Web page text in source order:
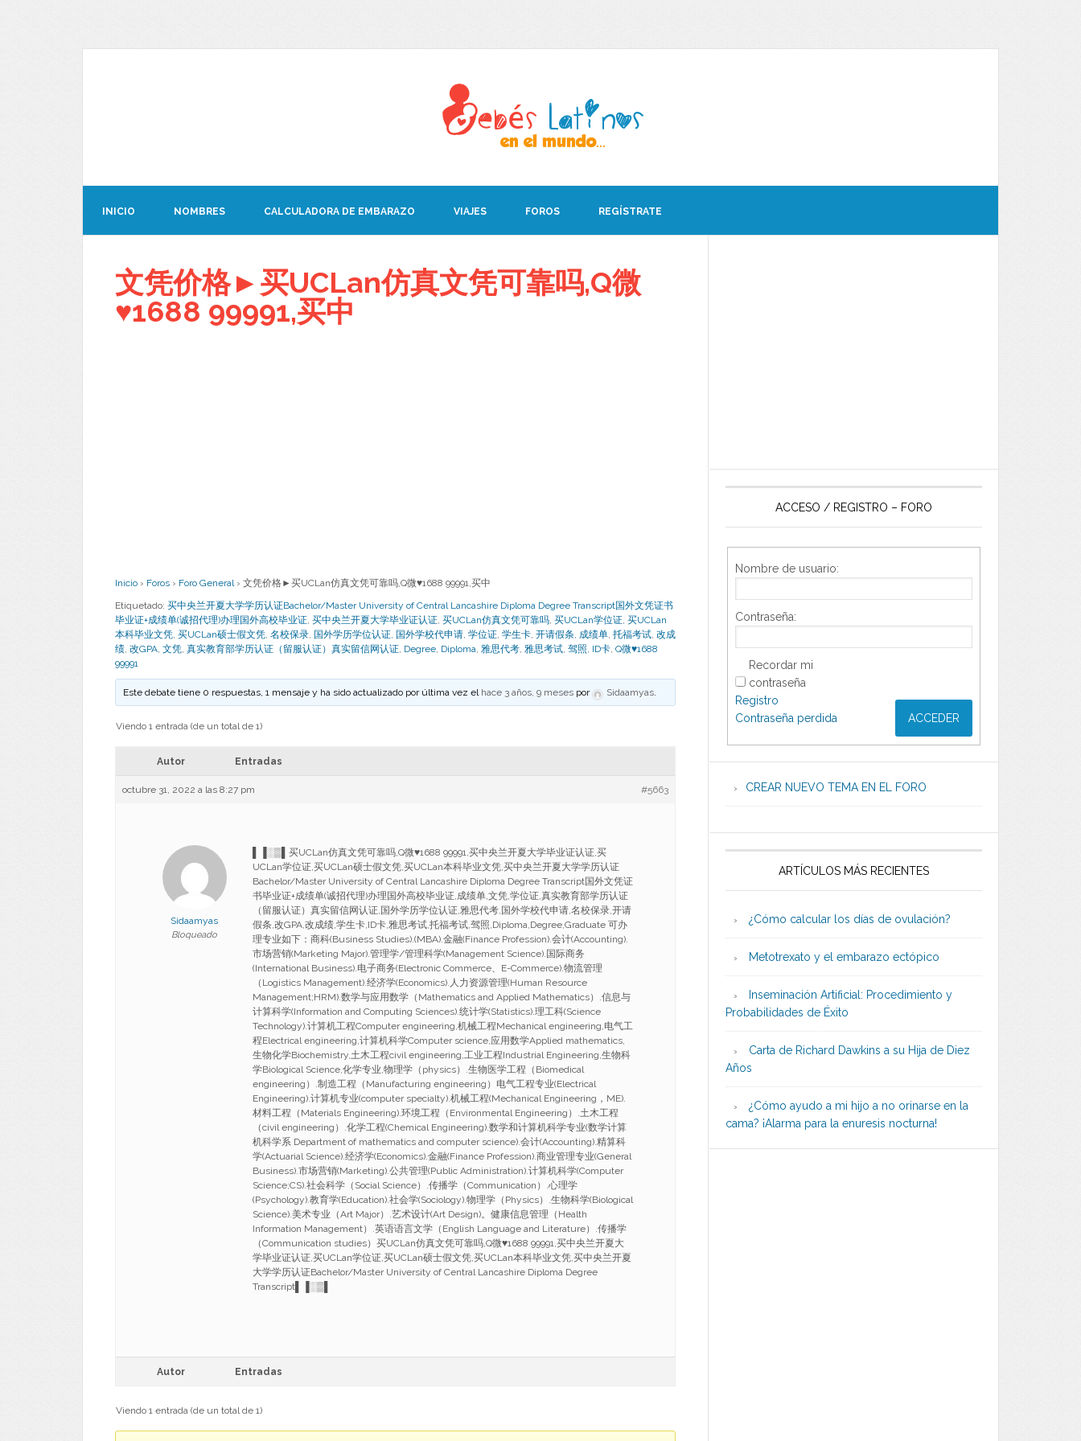
INICIO NOMBRES CALCULADORA DE EMBARAZO VIAJES FOROS REGÍSTRATE
文凭价格►买UCLan仿真文凭可靠吗,Q微
♥1688 99991,买中
Inicio › Foros › Foro General › 文凭价格►买UCLan仿真文凭可靠吗,Q微♥1688 99991,买中
Etiquetado: 买中央兰开夏大学学历认证Bachelor/Master University of Central Lancashire Diploma Degree Transcript国外文凭证书
毕业证+成绩单(诚招代理)办理国外高校毕业证, 买中央兰开夏大学毕业证认证, 买UCLan仿真文凭可靠吗, 买UCLan学位证, 买UCLan
本科毕业文凭, 买UCLan硕士假文凭, 名校保录, 国外学历学位认证, 国外学校代申请, 学位证, 学生卡, 开请假条, 成绩单, 托福考试, 改成
绩, 改GPA, 文凭, 真实教育部学历认证（留服认证）真实留信网认证, Degree, Diploma, 雅思代考, 雅思考试, 驾照, ID卡, Q微♥1688
99991
Este debate tiene 0 respuestas, 1 mensaje y ha sido actualizado por última vez el hace 3 años, 9 meses por Sidaamyas.
Viendo 1 entrada (de un total de 1)
Autor Entradas
octubre 31, 2022 a las 8:27 pm #5663
Sidaamyas
Bloqueado
▌▐░▒▌买UCLan仿真文凭可靠吗,Q微♥1688 99991,买中央兰开夏大学毕业证认证,买
UCLan学位证,买UCLan硕士假文凭,买UCLan本科毕业文凭,买中央兰开夏大学学历认证
Bachelor/Master University of Central Lancashire Diploma Degree Transcript国外文凭证
书毕业证+成绩单(诚招代理)办理国外高校毕业证,成绩单,文凭,学位证,真实教育部学历认证
（留服认证）真实留信网认证,国外学历学位认证,雅思代考,国外学校代申请,名校保录,开请
假条,改GPA,改成绩,学生卡,ID卡,雅思考试,托福考试,驾照,Diploma,Degree,Graduate 可办
理专业如下：商科(Business Studies).(MBA).金融(Finance Profession).会计(Accounting).
市场营销(Marketing Major).管理学/管理科学(Management Science).国际商务
(International Business).电子商务(Electronic Commerce、E-Commerce).物流管理
（Logistics Management).经济学(Economics).人力资源管理(Human Resource
Management;HRM).数学与应用数学（Mathematics and Applied Mathematics）.信息与
计算科学(Information and Computing Sciences).统计学(Statistics).理工科(Science
Technology).计算机工程Computer engineering,机械工程Mechanical engineering,电气工
程Electrical engineering,计算机科学Computer science,应用数学Applied mathematics,
生物化学Biochemistry,土木工程civil engineering,工业工程Industrial Engineering,生物科
学Biological Science,化学专业,物理学（physics）.生物医学工程（Biomedical
engineering）.制造工程（Manufacturing engineering）电气工程专业(Electrical
Engineering).计算机专业(computer specialty).机械工程(Mechanical Engineering，ME).
材料工程（Materials Engineering).环境工程（Environmental Engineering）.土木工程
（civil engineering）.化学工程(Chemical Engineering).数学和计算机科学专业(数学计算
机科学系 Department of mathematics and computer science).会计(Accounting).精算科
学(Actuarial Science).经济学(Economics).金融(Finance Profession).商业管理专业(General
Business).市场营销(Marketing).公共管理(Public Administration).计算机科学(Computer
Science;CS).社会科学（Social Science）.传播学（Communication）.心理学
(Psychology).教育学(Education).社会学(Sociology).物理学（Physics）.生物科学(Biological
Science).美术专业（Art Major）.艺术设计(Art Design)。健康信息管理（Health
Information Management）.英语语言文学（English Language and Literature）.传播学
（Communication studies）买UCLan仿真文凭可靠吗,Q微♥1688 99991,买中央兰开夏大
学毕业证认证,买UCLan学位证,买UCLan硕士假文凭,买UCLan本科毕业文凭,买中央兰开夏
大学学历认证Bachelor/Master University of Central Lancashire Diploma Degree
Transcript▌▐░▒▌
Autor Entradas
Viendo 1 entrada (de un total de 1)
ACCESO / REGISTRO – FORO
Nombre de usuario:
Contraseña:
Recordar mi
contraseña
ACCEDER
Registro
Contraseña perdida
CREAR NUEVO TEMA EN EL FORO
ARTÍCULOS MÁS RECIENTES
¿Cómo calcular los días de ovulación?
Metotrexato y el embarazo ectópico
Inseminación Artificial: Procedimiento y
Probabilidades de Éxito
Carta de Richard Dawkins a su Hija de Diez
Años
¿Cómo ayudo a mi hijo a no orinarse en la
cama? ¡Alarma para la enuresis nocturna!